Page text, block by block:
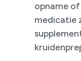
opname
medicatie